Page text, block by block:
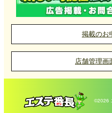
掲載のお
店舗管理画
©2026